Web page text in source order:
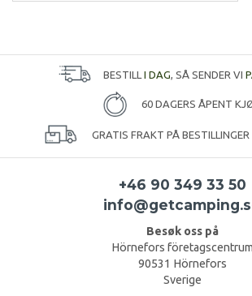
BESTILL I DAG , SÅ SENDER VI
60 DAGERS ÅPENT
GRATIS FRAKT PÅ
+46 90 349 33 50
Besøk oss på
Hörnefors företagscentrum
90531 Hörnefors
Sverige